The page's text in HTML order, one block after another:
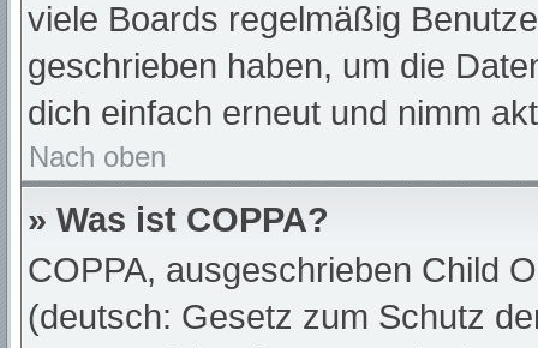
viele Boards regelmäßig
geschrieben haben, um die
dich einfach erneut und nimm
Nach oben
» Was ist COPPA?
COPPA, ausgeschrieben Child
(deutsch: Gesetz zum Schutz